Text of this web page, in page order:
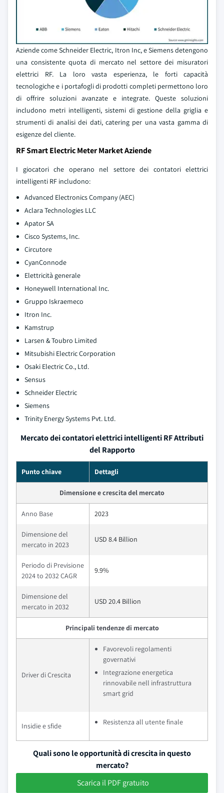
Aziende come Schneider Electric, Itron Inc, e Siemens detengono
una consistente quota di mercato nel settore dei misuratori
elettrici RF. La loro vasta esperienza, le forti capacità
tecnologiche e i portafogli di prodotti completi permettono loro
di offrire soluzioni avanzate e integrate. Queste soluzioni
includono metri intelligenti, sistemi di gestione della griglia e
strumenti di analisi dei dati, catering per una vasta gamma di
esigenze del cliente.
RF Smart Electric Meter Market Aziende
I giocatori che operano nel settore dei contatori elettrici
intelligenti RF includono:
Advanced Electronics Company (AEC)
Aclara Technologies LLC
Apator SA
Cisco Systems, Inc.
Circutore
CyanConnode
Elettricità generale
Honeywell International Inc.
Gruppo Iskraemeco
Itron Inc.
Kamstrup
Larsen & Toubro Limited
Mitsubishi Electric Corporation
Osaki Electric Co., Ltd.
Sensus
Schneider Electric
Siemens
Trinity Energy Systems Pvt. Ltd.
Mercato dei contatori elettrici intelligenti RF Attributi
del Rapporto
Punto chiave Dettagli
Dimensione e crescita del mercato
Anno Base 2023
Dimensione del
mercato in 2023
USD 8.4 Billion
Periodo di Previsione
2024 to 2032 CAGR
9.9%
Dimensione del
mercato in 2032
USD 20.4 Billion
Principali tendenze di mercato
Driver di Crescita
Favorevoli regolamenti
governativi
Integrazione energetica
rinnovabile nell infrastruttura
smart grid
Insidie e sfide Resistenza all utente finale
Quali sono le opportunità di crescita in questo
mercato?
Scarica il PDF gratuito